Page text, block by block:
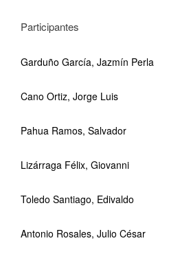
Participantes
Garduño García, Jazmín Perla
Cano Ortiz, Jorge Luis
Pahua Ramos, Salvador
Lizárraga Félix, Giovanni
Toledo Santiago, Edivaldo
Antonio Rosales, Julio César